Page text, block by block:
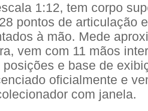
1:12, tem corpo
pontos de articulação
à mão. Mede
vem com 11 mãos
posições e base de
oficialmente e
com janela.​​